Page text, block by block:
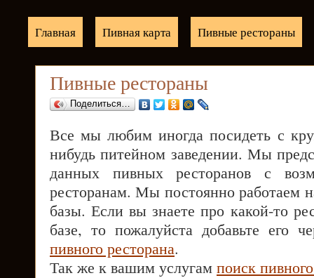
Главная Пивная карта Пивные рестораны
Пивные рестораны
Поделиться…
Все мы любим иногда посидеть с
нибудь питейном заведении. Мы
данных пивных ресторанов с
ресторанам. Мы постоянно работаем
базы. Если вы знаете про какой-то
базе, то пожалуйста добавьте его
пивного ресторана.
Так же к вашим услугам поиск